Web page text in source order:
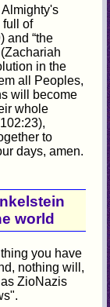
full of
and “the
in the
all Peoples,
will become
whole
to
days, amen.
world
you have
nothing will,
ZioNazis